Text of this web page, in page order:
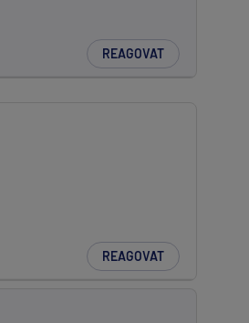
REAGOVAT
REAGOVAT